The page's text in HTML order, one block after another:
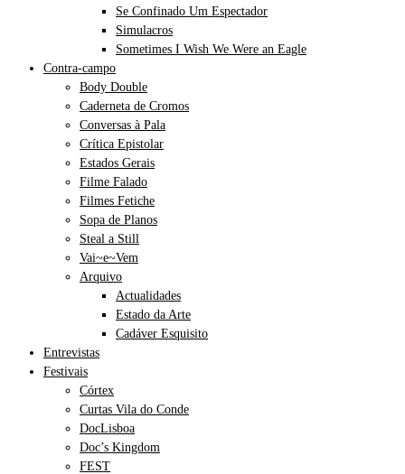
Se Confinado Um Espectador
Simulacros
Sometimes I Wish We Were an Eagle
Contra-campo
Body Double
Caderneta de Cromos
Conversas à Pala
Crítica Epistolar
Estados Gerais
Filme Falado
Filmes Fetiche
Sopa de Planos
Steal a Still
Vai~e~Vem
Arquivo
Actualidades
Estado da Arte
Cadáver Esquisito
Entrevistas
Festivais
Córtex
Curtas Vila do Conde
DocLisboa
Doc’s Kingdom
FEST